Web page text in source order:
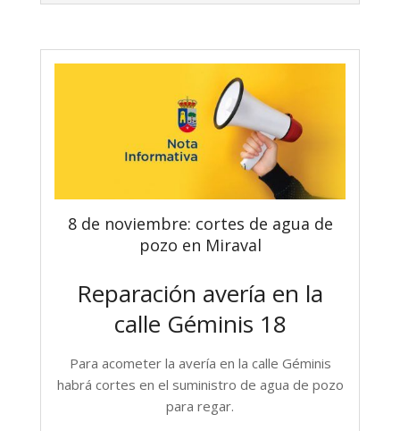
8 de noviembre: cortes de agua de
pozo en Miraval
Reparación avería en la
calle Géminis 18
Para acometer la avería en la calle Géminis
habrá cortes en el suministro de agua de pozo
para regar.